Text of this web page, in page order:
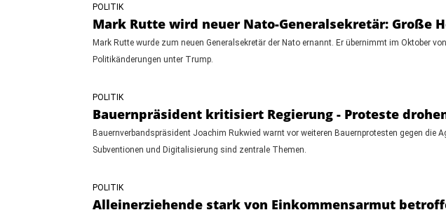
POLITIK
Mark Rutte wird neuer Nato-Generalsekretär: Große
Mark Rutte wurde zum neuen Generalsekretär der Nato ernannt. Er übernimmt im Oktober
Politikänderungen unter Trump.
POLITIK
Bauernpräsident kritisiert Regierung - Proteste
Bauernverbandspräsident Joachim Rukwied warnt vor weiteren Bauernprotesten gegen
Subventionen und Digitalisierung sind zentrale Themen.
POLITIK
Alleinerziehende stark von Einkommensarmut